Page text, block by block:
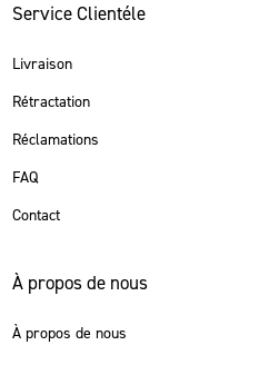
Service Clientéle
Livraison
Rétractation
Réclamations
FAQ
Contact
À propos de nous
À propos de nous